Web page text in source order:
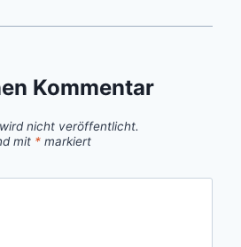
Kommentar
nicht veröffentlicht.
mit * markiert